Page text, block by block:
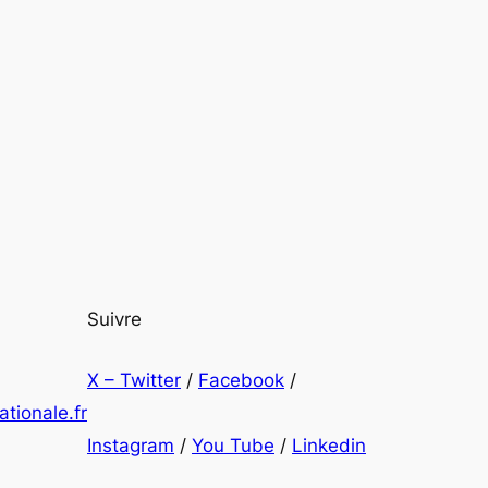
Suivre
X – Twitter / Facebook /
Instagram / You Tube / Linkedin